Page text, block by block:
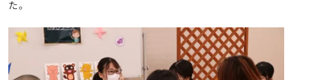
た。